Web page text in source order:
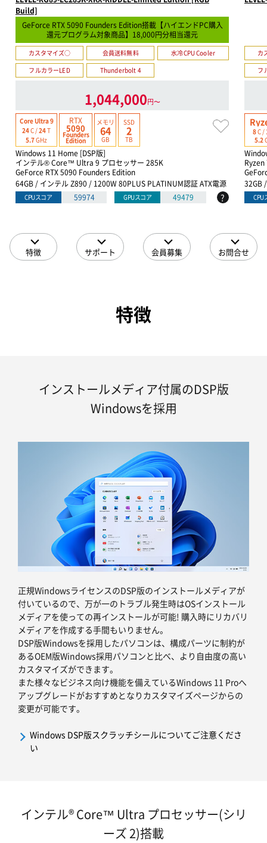
Build]
GeForce RTX 5090 Founders Edition搭載【ハイエンドPC購入
還元プログラム対象商品】18,000円分相当還元
カスタマイズ○ 会員送料無料
水冷CPU Cooler
フルカラーLED
Thunderbolt 4
1,044,000円〜
Core Ultra 9
24C /24T
5.7GHz
RTX
5090
Founders
Edition
メモリ
64
GB
SSD
2
TB
Windows 11 Home [DSP版]
インテル® Core™ Ultra 9 プロセッサー 285K
GeForce RTX 5090 Founders Edition
64GB / インテル Z890 / 1200W 80PLUS PLATINUM認証 ATX電源
CPUスコア 59974 GPUスコア 49479 ?
カ
フ
8C /
5.2
Ryzen
32GB
CPU
特徴 サポート 会員募集 お問合せ
特徴
インストールメディア付属のDSP版
Windowsを採用
正規WindowsライセンスのDSP版のインストールメディアが
付いているので、万が一のトラブル発生時はOSインストール
メディアを使っての再インストールが可能! 購入時にリカバリ
メディアを作成する手間もいりません。
DSP版Windowsを採用したパソコンは、構成パーツに制約が
あるOEM版Windows採用パソコンと比べ、より自由度の高い
カスタマイズができます。
また様々なビジネス向け機能を備えているWindows 11 Proへ
アップグレードがおすすめとなりカスタマイズページからの
変更が可能です。
Windows DSP版スクラッチシールについてご注意くださ
い
インテル® Core™ Ultra プロセッサー(シリ
ーズ 2)搭載